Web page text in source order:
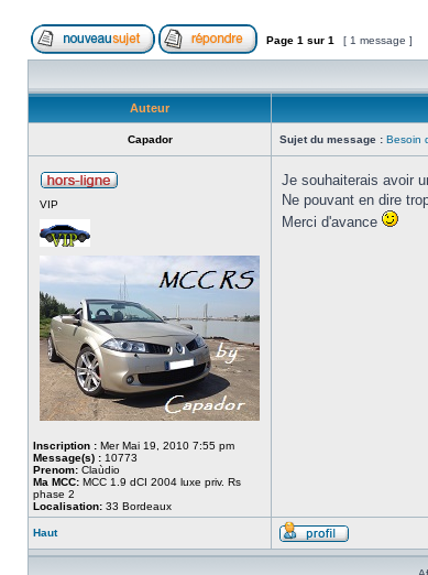
Page 1 sur 1 [ 1 message ]
Auteur
Capador Sujet du message : Besoin
VIP
Inscription : Mer Mai 19, 2010 7:55 pm
Message(s) : 10773
Prenom: Claùdio
Ma MCC: MCC 1.9 dCI 2004 luxe priv. Rs
phase 2
Localisation: 33 Bordeaux
Je souhaiterais avoir
Ne pouvant en dire
Merci d'avance
Haut